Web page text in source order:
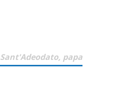
Sant'Adeodato, papa